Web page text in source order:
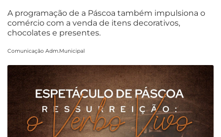
A programação de a Páscoa também impulsiona o
comércio com a venda de itens decorativos,
chocolates e presentes.
Comunicação Adm.Municipal